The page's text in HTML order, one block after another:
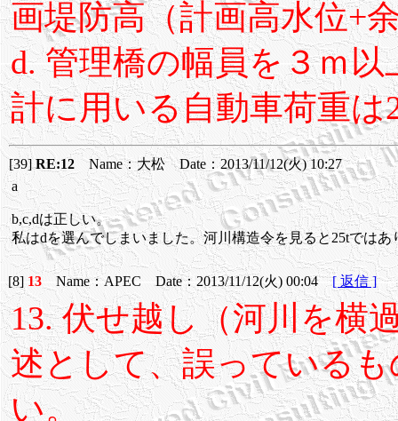
画堤防高（計画高水位+
d. 管理橋の幅員を３ｍ
計に用いる自動車荷重
[39]RE:12 Name：大松 Date：2013/11/12(火) 10:27
a
b,c,dは正しい。
私はdを選んでしまいました。河川構造令を見ると25tではあ
[8] 13 Name：APEC Date：2013/11/12(火) 00:04[ 返信 ]
13. 伏せ越し（河川を横
述として、誤っている
い。